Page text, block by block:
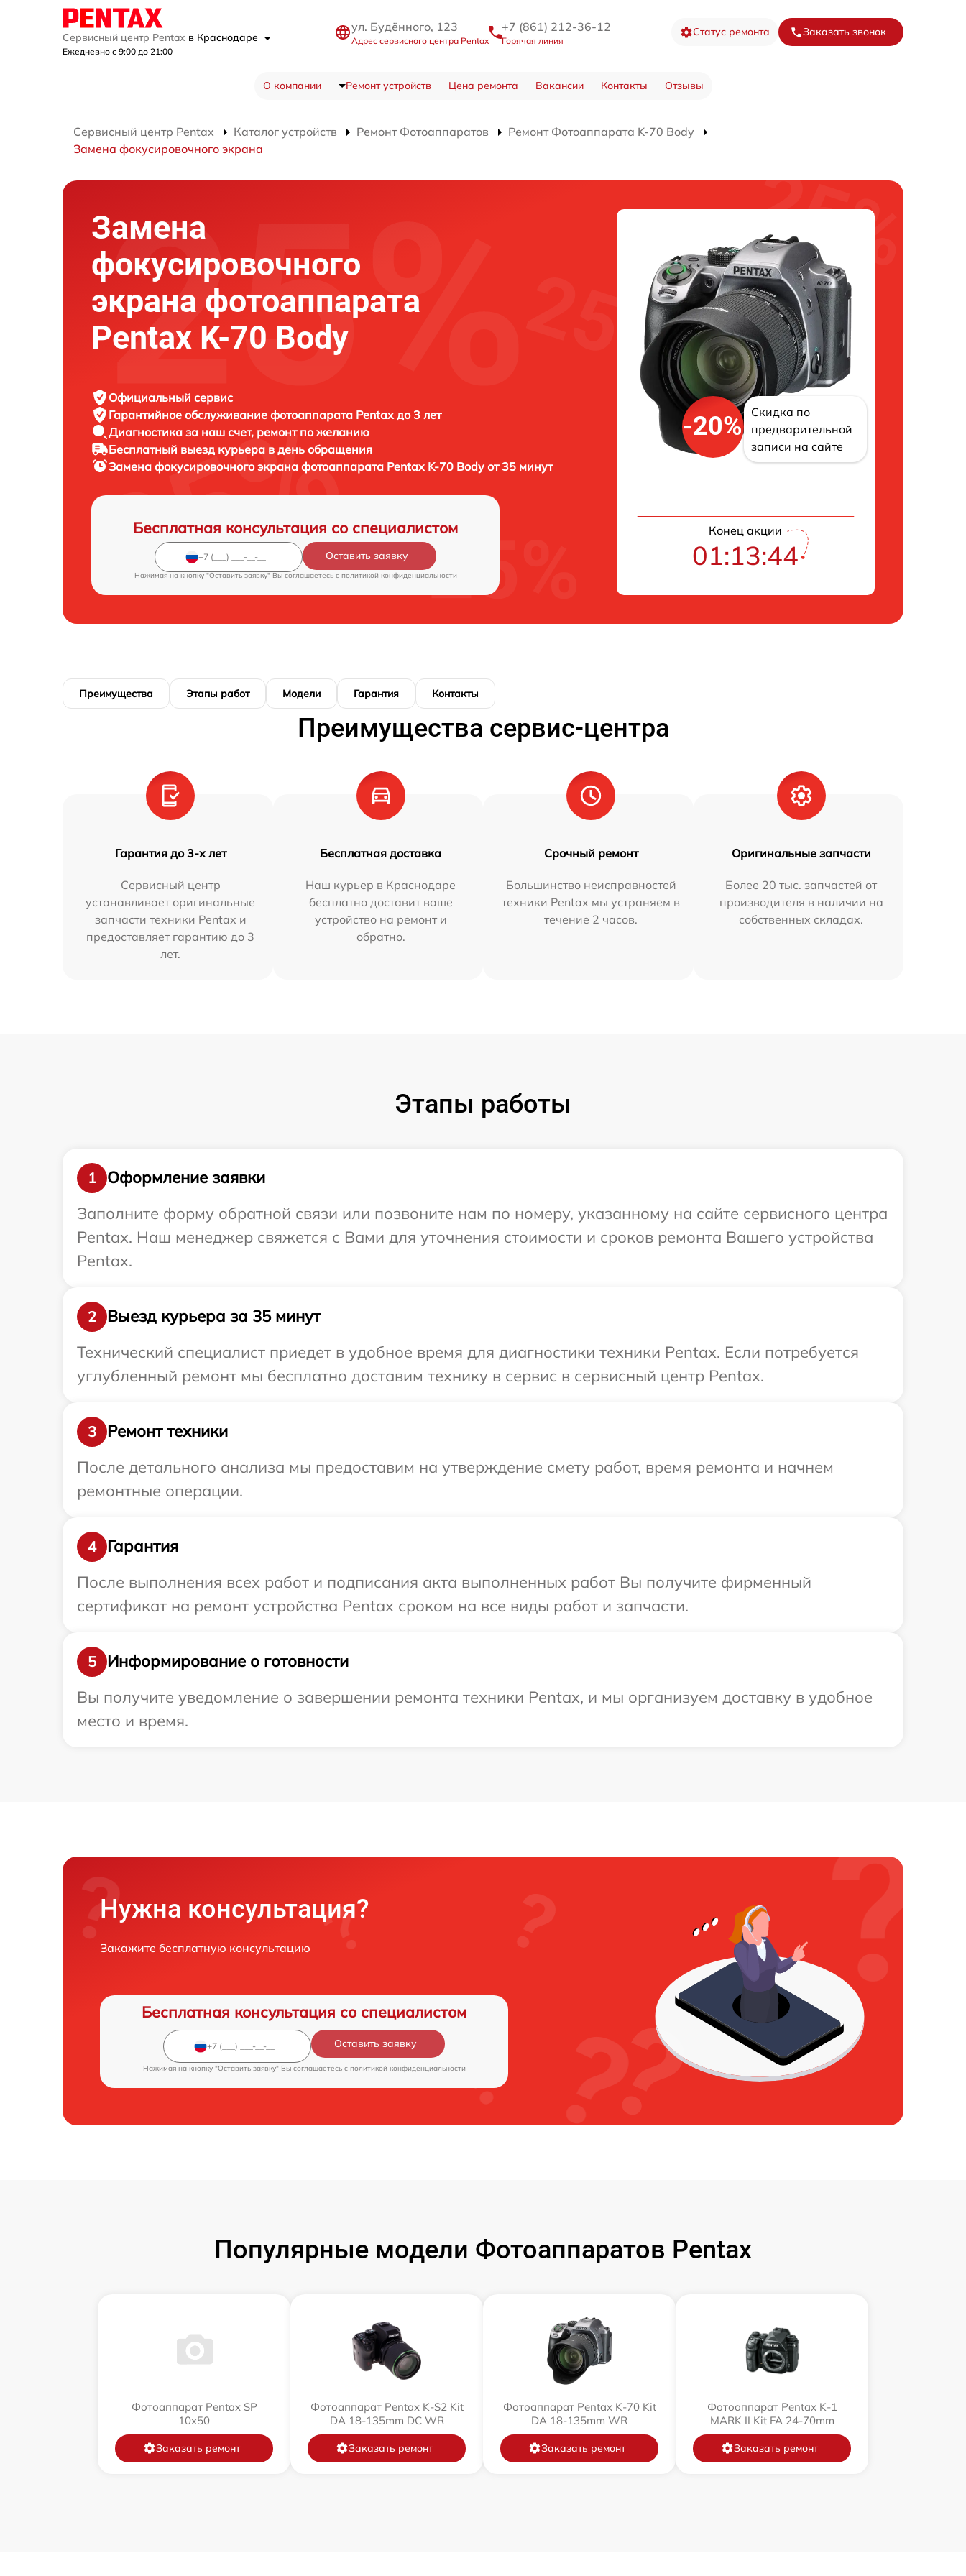
Сервисный центр Pentax в Краснодаре
Ежедневно с 9:00 до 21:00
ул. Будённого, 123
Адрес сервисного центра Pentax
+7 (861) 212-36-12
Горячая линия
Статус ремонта Заказать звонок
О компании Ремонт устройств Цена ремонта Вакансии Контакты Отзывы
Сервисный центр Pentax Каталог устройств Ремонт Фотоаппаратов
Ремонт Фотоаппарата K-70 Body
Замена фокусировочного экрана
Замена
фокусировочного
экрана фотоаппарата
Pentax K-70 Body
Официальный сервис
Гарантийное обслуживание фотоаппарата Pentax до 3 лет
Диагностика за наш счет, ремонт по желанию
Бесплатный выезд курьера в день обращения
Замена фокусировочного экрана фотоаппарата Pentax K-70 Body от 35 минут
Бесплатная консультация со специалистом
Оставить заявку
Нажимая на кнопку "Оставить заявку" Вы соглашаетесь c политикой конфиденциальности
-20%
Скидка по
предварительной
записи на сайте
Конец акции
01:13:43
Преимущества Этапы работ Модели Гарантия Контакты
Преимущества сервис-центра
Гарантия до 3-х лет
Сервисный центр
устанавливает оригинальные
запчасти техники Pentax и
предоставляет гарантию до 3
лет.
Бесплатная доставка
Наш курьер в Краснодаре
бесплатно доставит ваше
устройство на ремонт и
обратно.
Срочный ремонт
Большинство неисправностей
техники Pentax мы устраняем в
течение 2 часов.
Оригинальные запчасти
Более 20 тыс. запчастей от
производителя в наличии на
собственных складах.
Этапы работы
1
Оформление заявки
Заполните форму обратной связи или позвоните нам по номеру, указанному на сайте сервисного центра
Pentax. Наш менеджер свяжется с Вами для уточнения стоимости и сроков ремонта Вашего устройства
Pentax.
2
Выезд курьера за 35 минут
Технический специалист приедет в удобное время для диагностики техники Pentax. Если потребуется
углубленный ремонт мы бесплатно доставим технику в сервис в сервисный центр Pentax.
3
Ремонт техники
После детального анализа мы предоставим на утверждение смету работ, время ремонта и начнем
ремонтные операции.
4
Гарантия
После выполнения всех работ и подписания акта выполненных работ Вы получите фирменный
сертификат на ремонт устройства Pentax сроком на все виды работ и запчасти.
5
Информирование о готовности
Вы получите уведомление о завершении ремонта техники Pentax, и мы организуем доставку в удобное
место и время.
Нужна консультация?
Закажите бесплатную консультацию
Бесплатная консультация со специалистом
Оставить заявку
Нажимая на кнопку "Оставить заявку" Вы соглашаетесь c политикой конфиденциальности
Популярные модели Фотоаппаратов Pentax
Фотоаппарат Pentax SP
10x50
Заказать ремонт
Фотоаппарат Pentax K-S2 Kit
DA 18-135mm DC WR
Заказать ремонт
Фотоаппарат Pentax K-70 Kit
DA 18-135mm WR
Заказать ремонт
Фотоаппарат Pentax K-1
MARK II Kit FA 24-70mm
Заказать ремонт